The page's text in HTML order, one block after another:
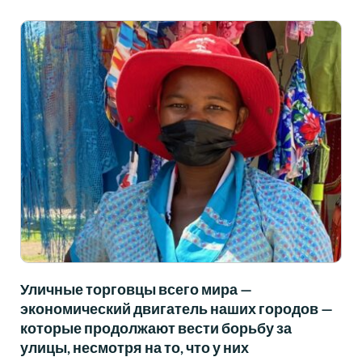
Уличные торговцы всего мира —
экономический двигатель наших городов —
которые продолжают вести борьбу за
улицы, несмотря на то, что у них